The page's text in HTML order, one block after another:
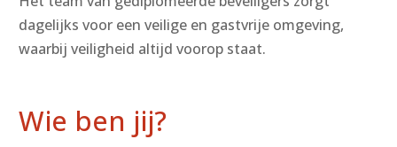
dagelijks voor een veilige en gastvrije omgeving,
waarbij veiligheid altijd voorop staat.
Wie ben jij?